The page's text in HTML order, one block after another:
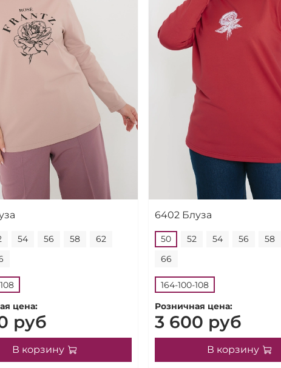
54 56 58
62
цена:
руб
В корзину
6402 Блуза
50 52 54 56
58
66
164-100-108
Розничная цена:
3 600 руб
В корзину